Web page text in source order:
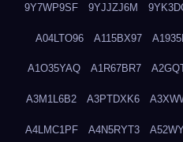
9Y7WP9SF 9YJJZJ6M
A04LTO96 A115BX97
A1O35YAQ A1R67BR7
A3M1L6B2 A3PTDXK6
A4LMC1PF A4N5RYT3